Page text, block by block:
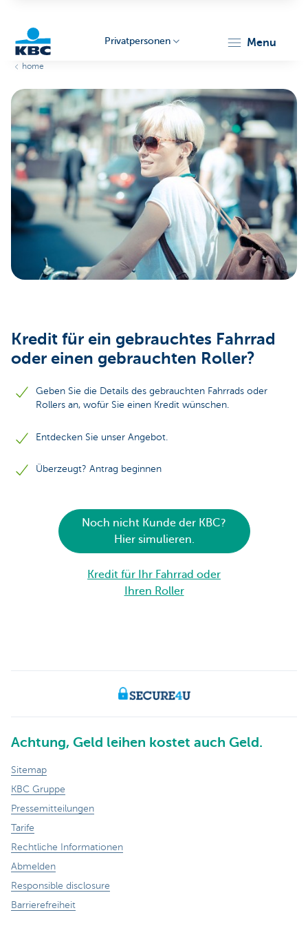
Particulieren
Privatpersonen menu
home
Kredit für ein gebrauchtes Fahrrad
oder einen gebrauchten Roller?
Geben Sie die Details des gebrauchten Fahrrads oder
Rollers an, wofür Sie einen Kredit wünschen.
Entdecken Sie unser Angebot.
Überzeugt? Antrag beginnen
Noch nicht Kunde der KBC?
Hier simulieren.
Kredit für Ihr Fahrrad oder
Ihren Roller
Achtung, Geld leihen kostet auch Geld.
Sitemap
KBC Gruppe
Pressemitteilungen
Tarife
Rechtliche Informationen
Abmelden
Responsible disclosure
Barrierefreiheit